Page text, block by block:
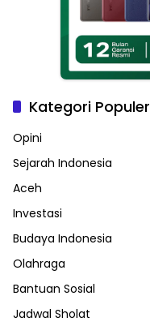
Kategori Populer
Opini
Sejarah Indonesia
Aceh
Investasi
Budaya Indonesia
Olahraga
Bantuan Sosial
Jadwal Sholat